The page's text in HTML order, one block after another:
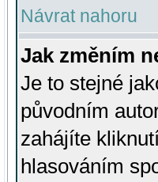
Návrat nahoru
Jak změním
Je to stejné
původním
zahájíte
hlasováním